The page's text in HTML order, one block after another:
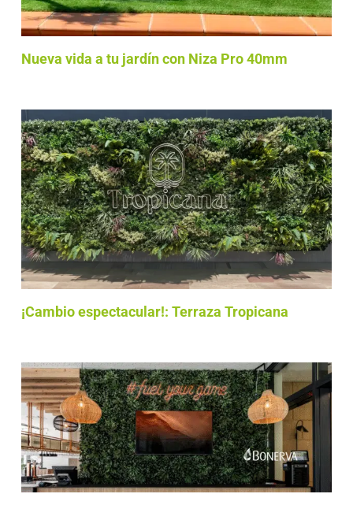
Nueva vida a tu jardín con Niza Pro 40mm
¡Cambio espectacular!: Terraza Tropicana